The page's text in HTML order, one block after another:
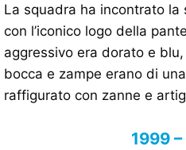
La squadra ha incontrato la
con l’iconico logo della
aggressivo era dorato e
bocca e zampe erano di
raffigurato con zanne e
1999